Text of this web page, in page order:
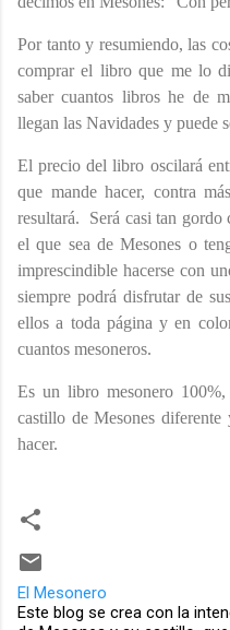
Por tanto y resumiendo, las
comprar el libro que me lo
saber cuantos libros he de
llegan las Navidades y puede
El precio del libro oscilará
que mande hacer, contra
resultará. Será casi tan gordo
el que sea de Mesones o
imprescindible hacerse con
siempre podrá disfrutar de
ellos a toda página y en
cuantos mesoneros.
Es un libro mesonero
castillo de Mesones
hacer.
El Mesonero
Este blog se crea con la